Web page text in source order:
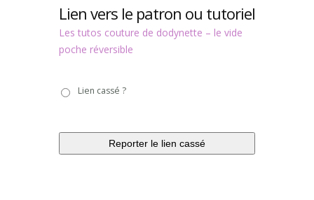
Lien vers le patron ou tutoriel
Les tutos couture de dodynette – le vide
poche réversible
casséLien cassé ?